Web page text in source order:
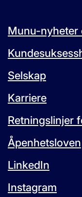
Munu-nyheter
Selskap
Karriere
Retningslinjer
Åpenhetsloven
LinkedIn
Instagram